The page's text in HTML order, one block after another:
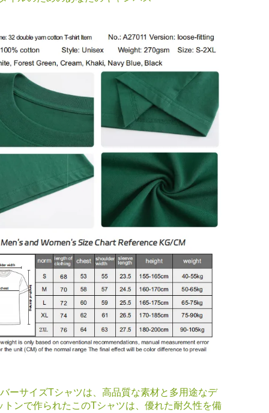
ーサイズTシャツは、高品質な素材と多用途なデ
ンで作られたこのTシャツは、優れた耐久性を備